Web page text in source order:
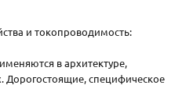
и токопроводимость:
в архитектуре,
Дорогостоящие, специфическое